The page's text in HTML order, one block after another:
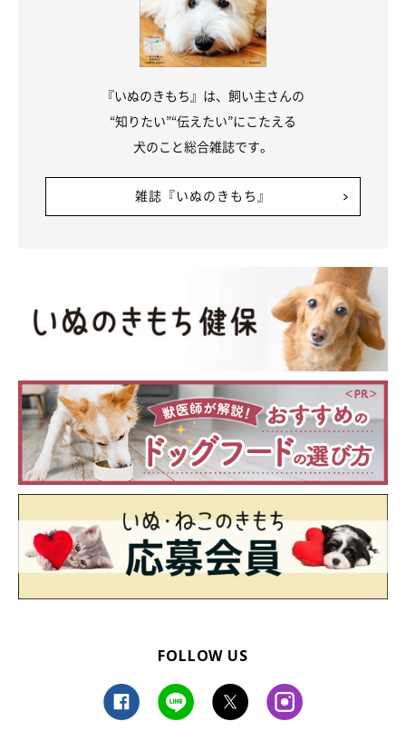
『いぬのきもち』は、飼い主さんの
“知りたい”“伝えたい”にこたえる
犬のこと総合雑誌です。
雑誌『いぬのきもち』
FOLLOW US